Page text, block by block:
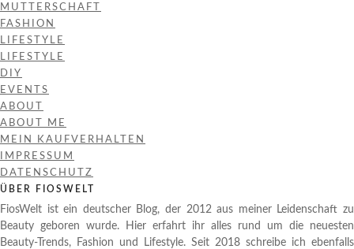
MUTTERSCHAFT
FASHION
LIFESTYLE
LIFESTYLE
DIY
EVENTS
ABOUT
ABOUT ME
MEIN KAUFVERHALTEN
IMPRESSUM
DATENSCHUTZ
ÜBER FIOSWELT
FiosWelt ist ein deutscher Blog, der 2012 aus meiner Leidenschaft zu
Beauty geboren wurde. Hier erfahrt ihr alles rund um die neuesten
Beauty-Trends, Fashion und Lifestyle. Seit 2018 schreibe ich ebenfalls